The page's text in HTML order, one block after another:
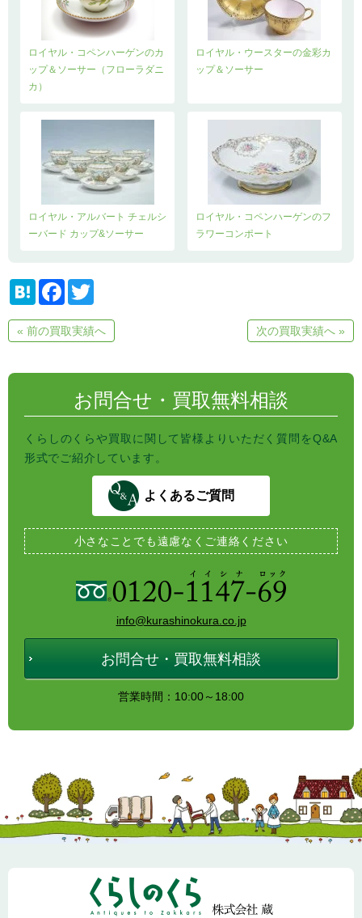
ロイヤル・コペンハーゲンのカ
ップ＆ソーサー（フローラダニ
カ）
ロイヤル・ウースターの金彩カ
ップ＆ソーサー
ロイヤル・アルバート チェルシ
ーバード カップ&ソーサー
ロイヤル・コペンハーゲンのフ
ラワーコンポート
H
e
n
F
e
b
k
t
t
« 前の買取実績へ 次の買取実績へ »
お問合せ・買取無料相談
くらしのくらや買取に関して皆様よりいただく質問をQ&A
形式でご紹介しています。
よくあるご質問
小さなことでも遠慮なくご連絡ください
info@kurashinokura.co.jp
お問合せ・買取無料相談
営業時間：10:00～18:00